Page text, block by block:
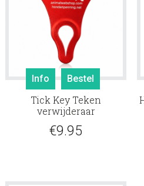
Info Bestel
Tick Key Teken
verwijderaar
€9.95